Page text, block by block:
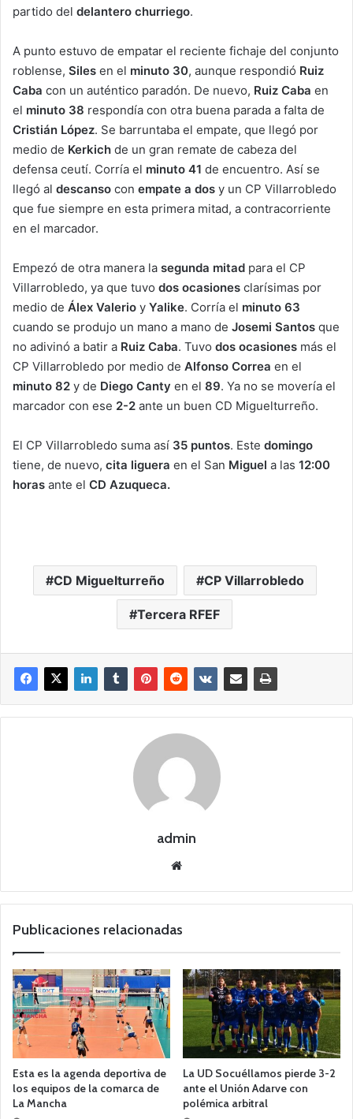
partido del delantero churriego.
A punto estuvo de empatar el reciente fichaje del conjunto
roblense, Siles en el minuto 30, aunque respondió Ruiz
Caba con un auténtico paradón. De nuevo, Ruiz Caba en
el minuto 38 respondía con otra buena parada a falta de
Cristián López. Se barruntaba el empate, que llegó por
medio de Kerkich de un gran remate de cabeza del
defensa ceutí. Corría el minuto 41 de encuentro. Así se
llegó al descanso con empate a dos y un CP Villarrobledo
que fue siempre en esta primera mitad, a contracorriente
en el marcador.
Empezó de otra manera la segunda mitad para el CP
Villarrobledo, ya que tuvo dos ocasiones clarísimas por
medio de Álex Valerio y Yalike. Corría el minuto 63
cuando se produjo un mano a mano de Josemi Santos que
no adivinó a batir a Ruiz Caba. Tuvo dos ocasiones más el
CP Villarrobledo por medio de Alfonso Correa en el
minuto 82 y de Diego Canty en el 89. Ya no se movería el
marcador con ese 2-2 ante un buen CD Miguelturreño.
El CP Villarrobledo suma así 35 puntos. Este domingo
tiene, de nuevo, cita liguera en el San Miguel a las 12:00
horas ante el CD Azuqueca.
CD Miguelturreño CP Villarrobledo
Tercera RFEF
admin
we
Publicaciones relacionadas
Esta es la agenda deportiva de
los equipos de la comarca de
La Mancha
La UD Socuéllamos pierde 3-2
ante el Unión Adarve con
polémica arbitral